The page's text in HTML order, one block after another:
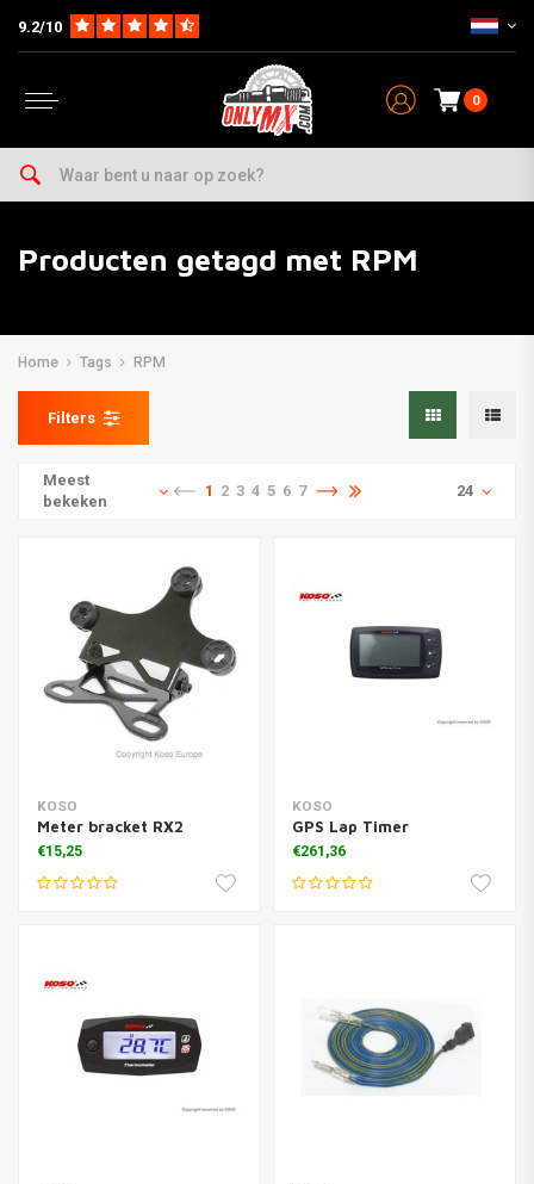
9.2/10
0
Producten getagd met RPM
Home Tags RPM
Filters
Meest
bekeken
1 2 3 4 5 6 7 24
KOSO
Meter bracket RX2
€15,25
KOSO
GPS Lap Timer
€261,36